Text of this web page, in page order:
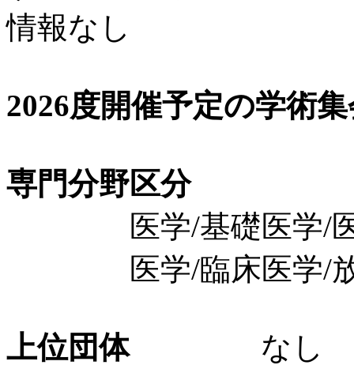
情報なし
2026度開催予定の学術
専門分野区分
医学/基礎医学/医
医学/臨床医学/放射
上位団体なし